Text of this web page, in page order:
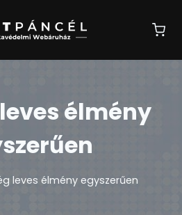
élmény
leves élmény egyszerűen